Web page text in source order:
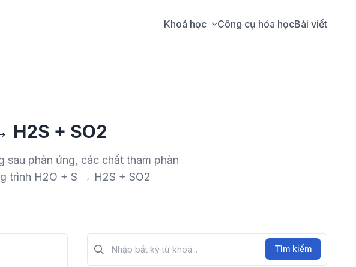
Khoá học Công cụ hóa họcBài viết
H2S + SO2
phản ứng, các chất tham phản
trình H2O + S → H2S + SO2
Tìm kiếm?>
Tìm kiếm